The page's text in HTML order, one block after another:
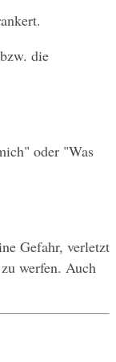
die
oder "Was
Gefahr, verletzt
werfen. Auch